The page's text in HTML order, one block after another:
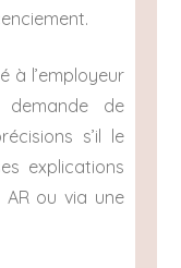
à l’employeur
de
s’il le
explications
ou via une